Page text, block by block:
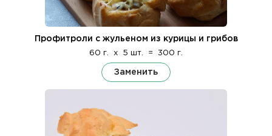
Профитроли с жульеном из курицы и грибов
60 г. x 5 шт. = 300 г.
Заменить